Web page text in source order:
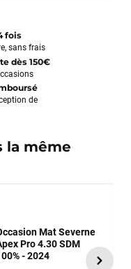
fois
sans frais
dès 150€
de
la même
Mat Severne
Pro 4.30 SDM
- 2024